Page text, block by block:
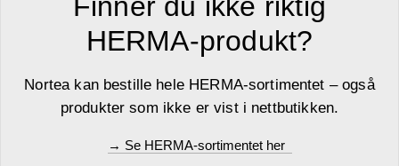
HERMA-produkt?
Nortea kan bestille hele HERMA-sortimentet – også
produkter som ikke er vist i nettbutikken.
→ Se HERMA-sortimentet her